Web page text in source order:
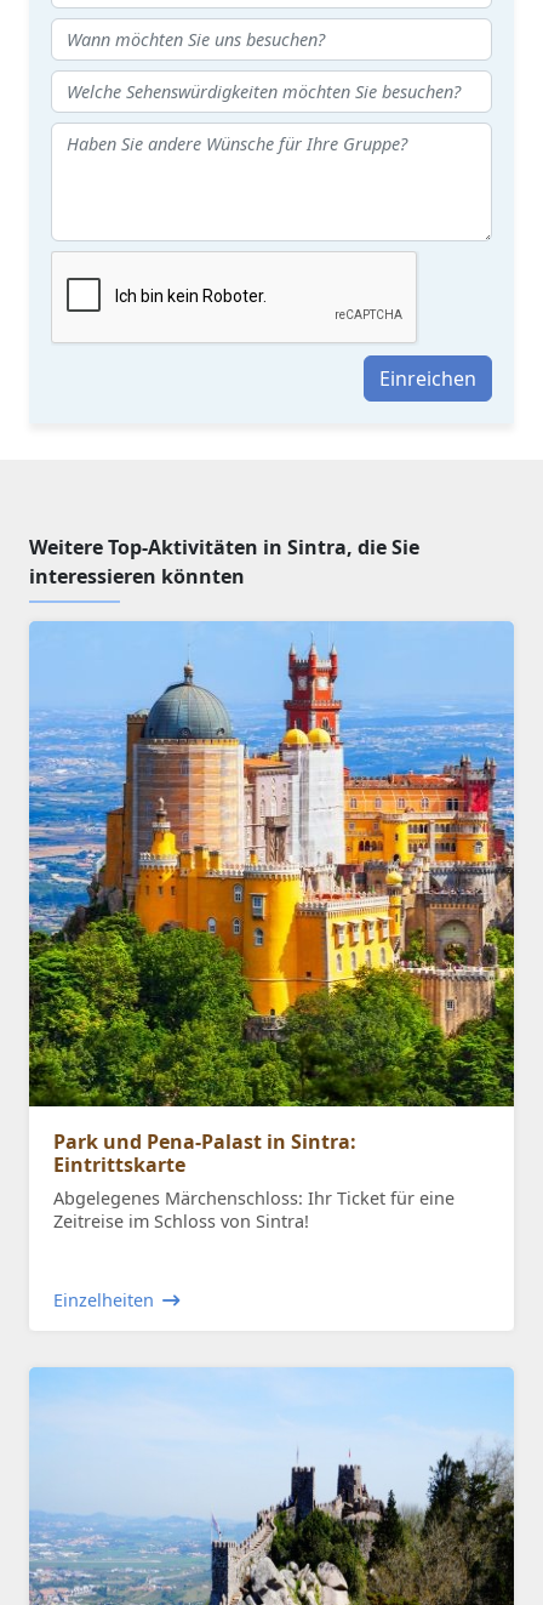
Einreichen
Weitere Top-Aktivitäten in Sintra, die Sie
interessieren könnten
Park und Pena-Palast in Sintra:
Eintrittskarte
Abgelegenes Märchenschloss: Ihr Ticket für eine
Zeitreise im Schloss von Sintra!
Einzelheiten